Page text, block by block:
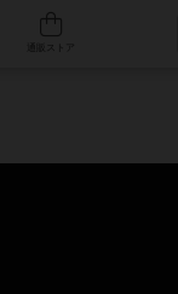
人気ボードゲーム